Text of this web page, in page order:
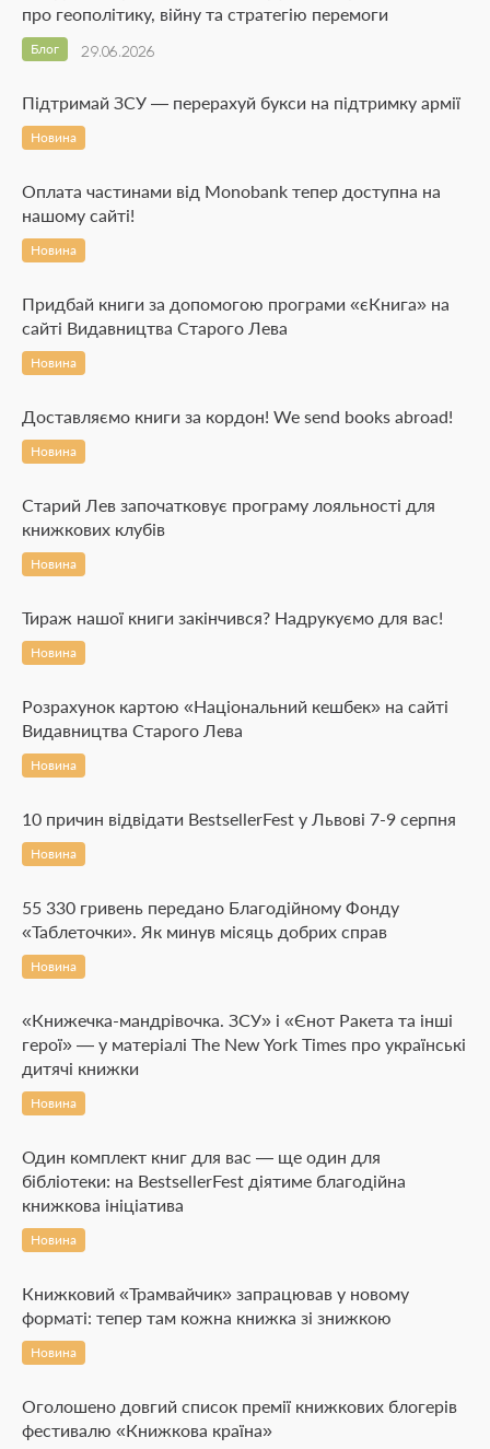
про геополітику, війну та стратегію перемоги
29.06.2026
Блог
Підтримай ЗСУ — перерахуй букси на підтримку армії
Новина
Оплата частинами від Monobank тепер доступна на
нашому сайті!
Новина
Придбай книги за допомогою програми «єКнига» на
сайті Видавництва Старого Лева
Новина
Доставляємо книги за кордон! We send books abroad!
Новина
Старий Лев започатковує програму лояльності для
книжкових клубів
Новина
Тираж нашої книги закінчився? Надрукуємо для вас!
Новина
Розрахунок картою «Національний кешбек» на сайті
Видавництва Старого Лева
Новина
10 причин відвідати BestsellerFest у Львові 7-9 серпня
Новина
55 330 гривень передано Благодійному Фонду
«Таблеточки». Як минув місяць добрих справ
Новина
«Книжечка-мандрівочка. ЗСУ» і «Єнот Ракета та інші
герої» — у матеріалі The New York Times про українські
дитячі книжки
Новина
Один комплект книг для вас — ще один для
бібліотеки: на BestsellerFest діятиме благодійна
книжкова ініціатива
Новина
Книжковий «Трамвайчик» запрацював у новому
форматі: тепер там кожна книжка зі знижкою
Новина
Оголошено довгий список премії книжкових блогерів
фестивалю «Книжкова країна»